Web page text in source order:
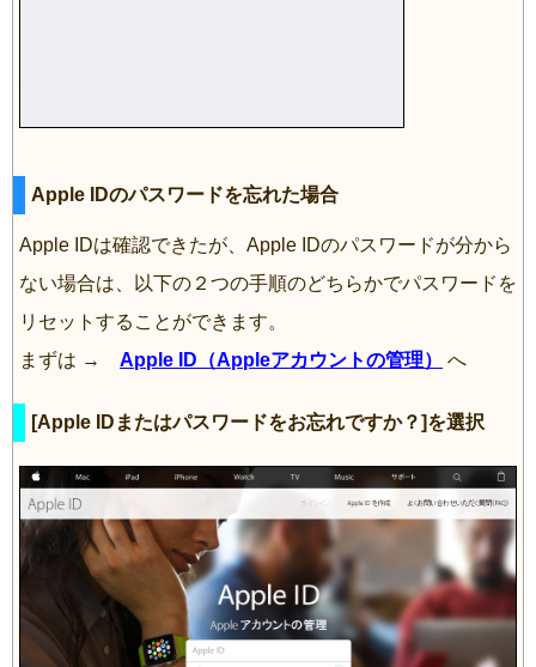
Apple IDのパスワードを忘れた場合
Apple IDは確認できたが、Apple IDのパスワードが分から
ない場合は、以下の２つの手順のどちらかでパスワードを
リセットすることができます。
まずは → Apple ID（Appleアカウントの管理） へ
[Apple IDまたはパスワードをお忘れですか？]を選択